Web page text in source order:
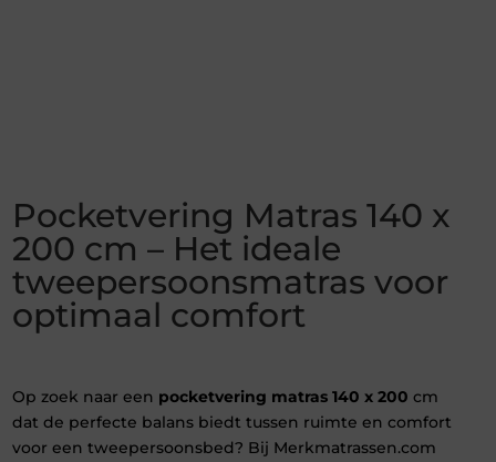
Pocketvering Matras 140 x
200 cm – Het ideale
tweepersoonsmatras voor
optimaal comfort
Op zoek naar een pocketvering matras 140 x 200 cm
dat de perfecte balans biedt tussen ruimte en comfort
voor een tweepersoonsbed? Bij Merkmatrassen.com